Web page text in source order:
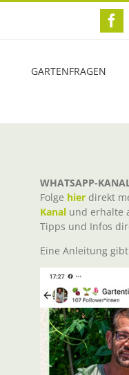
GARTENFRAGEN
WHATSAPP-
Folge hier direkt
Kanal und erhalte
Tipps und Infos
Eine Anleitung